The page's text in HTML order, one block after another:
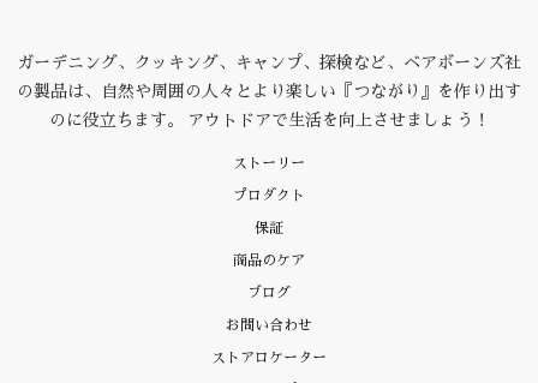
ガーデニング、クッキング、キャンプ、探検など、ベアボーンズ社
の製品は、自然や周囲の人々とより楽しい『つながり』を作り出す
のに役立ちます。 アウトドアで生活を向上させましょう！
ストーリー
プロダクト
保証
商品のケア
ブログ
お問い合わせ
ストアロケーター